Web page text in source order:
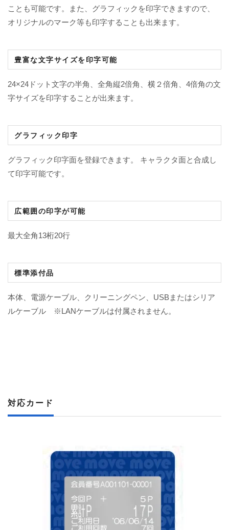
ことも可能です。また、グラフィックを印字できますので、
オリジナルのマーク等も印字することも出来ます。
豊富な文字サイズを印字可能
24×24ドット文字の半角、全角縦2倍角、横２倍角、4倍角の文
字サイズを印字することが出来ます。
グラフィック印字
グラフィック印字面を登録できます。 キャラクタ面と合成し
て印字可能です。
広範囲の印字が可能
最大全角13桁20行
標準添付品
本体、電源ケーブル、クリーニングペン、USBまたはシリア
ルケーブル ※LANケーブルは付属されません。
対応カード